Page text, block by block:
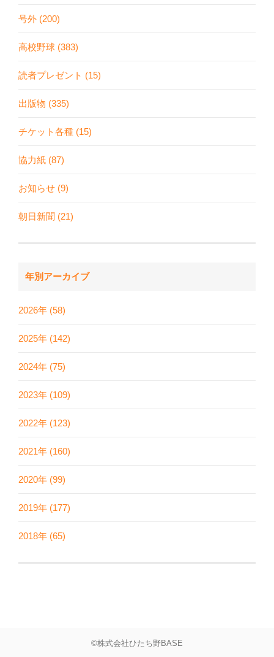
号外 (200)
高校野球 (383)
読者プレゼント (15)
出版物 (335)
チケット各種 (15)
協力紙 (87)
お知らせ (9)
朝日新聞 (21)
年別アーカイブ
2026年 (58)
2025年 (142)
2024年 (75)
2023年 (109)
2022年 (123)
2021年 (160)
2020年 (99)
2019年 (177)
2018年 (65)
©株式会社ひたち野BASE